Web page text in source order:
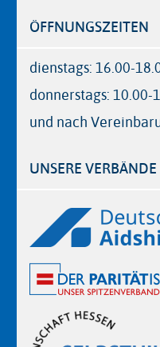
ÖFFNUNGSZEITEN
dienstags: 16.00-
donnerstags: 10.00-
und nach
UNSERE VERBÄNDE
Logos